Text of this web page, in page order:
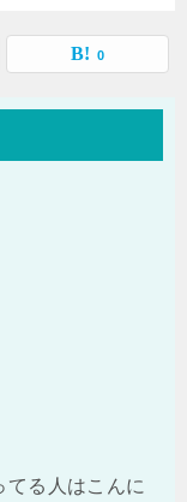
0
る人はこんに